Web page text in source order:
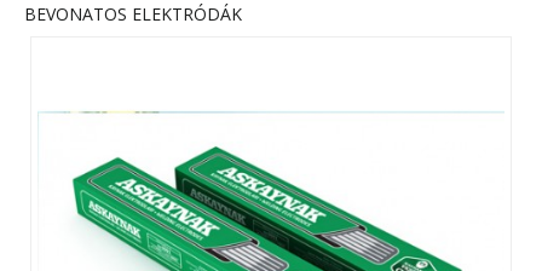
BEVONATOS ELEKTRÓDÁK